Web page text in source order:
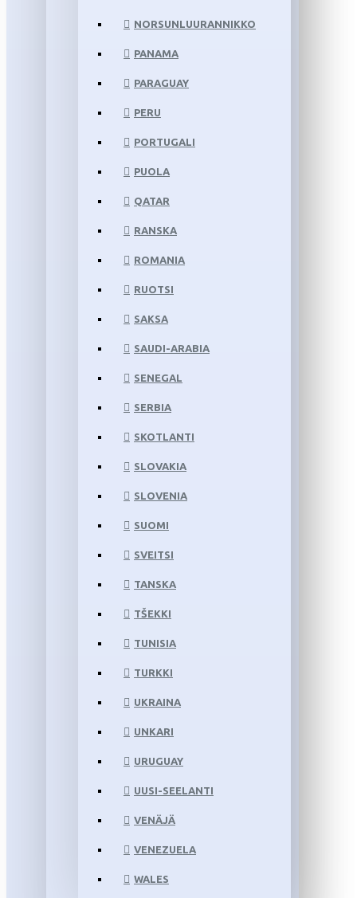
NORSUNLUURANNIKKO
PANAMA
PARAGUAY
PERU
PORTUGALI
PUOLA
QATAR
RANSKA
ROMANIA
RUOTSI
SAKSA
SAUDI-ARABIA
SENEGAL
SERBIA
SKOTLANTI
SLOVAKIA
SLOVENIA
SUOMI
SVEITSI
TANSKA
TŠEKKI
TUNISIA
TURKKI
UKRAINA
UNKARI
URUGUAY
UUSI-SEELANTI
VENÄJÄ
VENEZUELA
WALES